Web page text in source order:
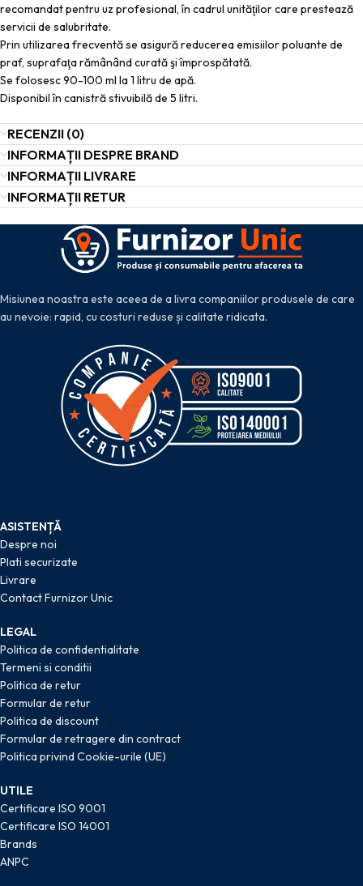
recomandat pentru uz profesional, în cadrul unităţilor care prestează
servicii de salubritate.
Prin utilizarea frecventă se asigură reducerea emisiilor poluante de
praf, suprafaţa rămânând curată şi împrospătată.
Se folosesc 90-100 ml la 1 litru de apă.
Disponibil în canistră stivuibilă de 5 litri.
RECENZII (0)
INFORMAȚII DESPRE BRAND
INFORMAȚII LIVRARE
INFORMAȚII RETUR
Misiunea noastra este aceea de a livra companiilor produsele de care
au nevoie: rapid, cu costuri reduse și calitate ridicata.
ASISTENȚĂ
Despre noi
Plati securizate
Livrare
Contact Furnizor Unic
LEGAL
Politica de confidentialitate
Termeni si conditii
Politica de retur
Formular de retur
Politica de discount
Formular de retragere din contract
Politica privind Cookie-urile (UE)
UTILE
Certificare ISO 9001
Certificare ISO 14001
Brands
ANPC